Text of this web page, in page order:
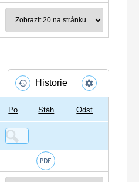
Historie
Podepsal Stáhnout Odstranit